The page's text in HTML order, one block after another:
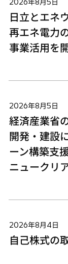
2026年8月5日
日立とエネ
再エネ電力
事業活用を
2026年8月5日
経済産業省
開発・建設
ーン構築支
ニュークリ
2026年8月4日
自己株式の